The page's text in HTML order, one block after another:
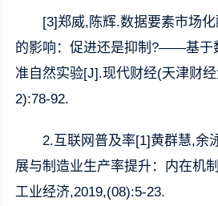
[3]郑威,陈辉.数据要素市场
的影响：促进还是抑制?——基于
准自然实验[J].现代财经(天津财
2):78-92.
2.互联网普及率[1]黄群慧,余
展与制造业生产率提升：内在机
工业经济,2019,(08):5-23.